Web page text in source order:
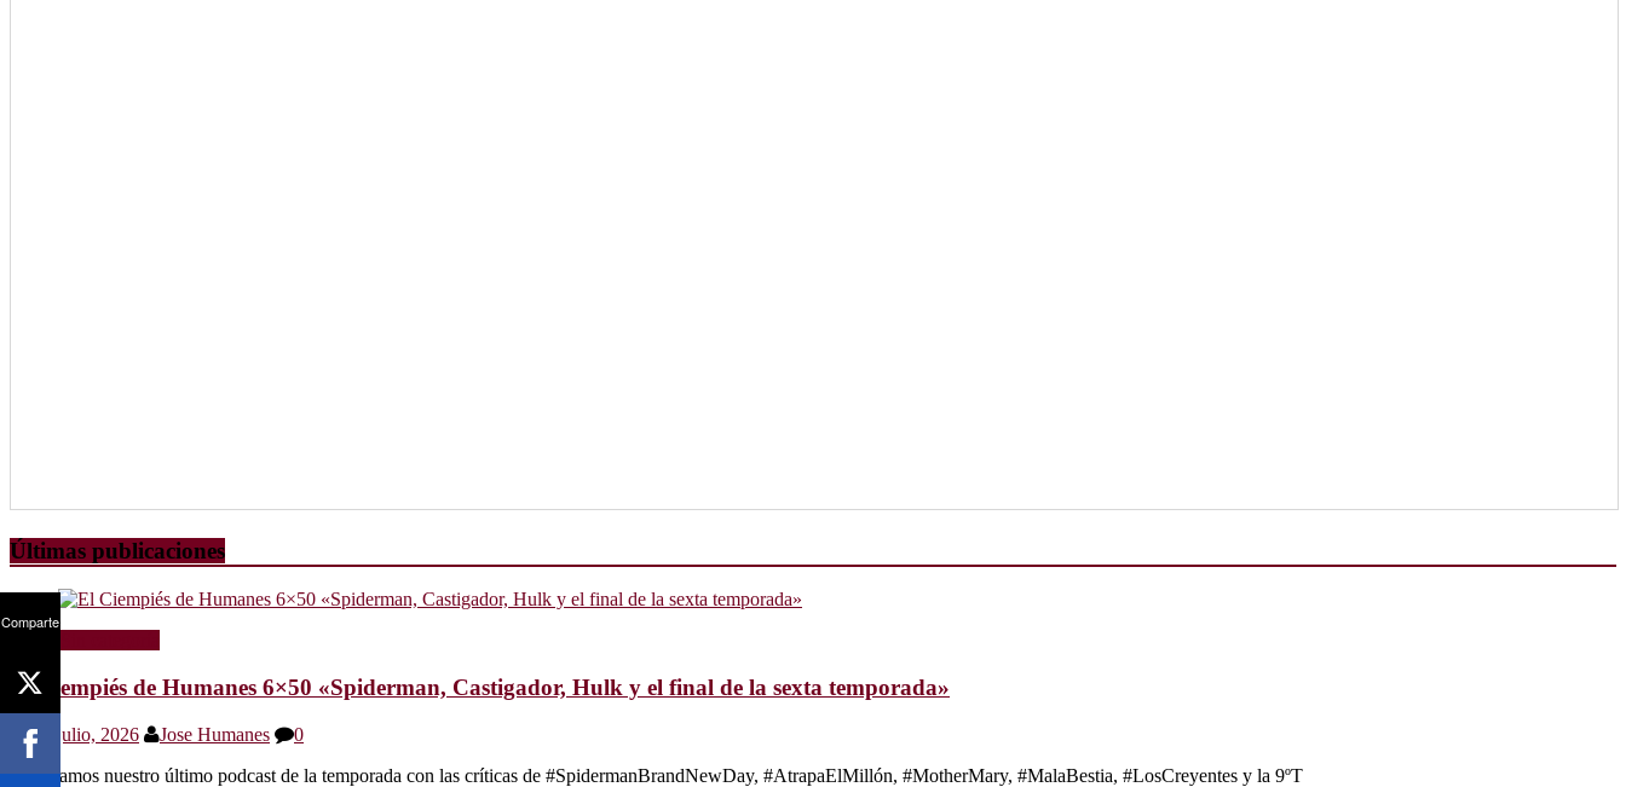
Últimas publicaciones
El Ciempiés de Humanes 6×50 «Spiderman, Castigador, Hulk y el final de la sexta temporada»
30 julio, 2026 Jose Humanes
0
Os dejamos nuestro último podcast de la temporada con las críticas de #SpidermanBrandNewDay, #AtrapaElMillón, #MotherMary, #MalaBestia, #LosCreyentes y la 9ºT
Comparte